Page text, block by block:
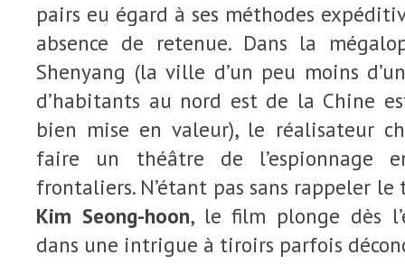
pairs eu égard à ses méthodes
absence de retenue. Dans la
Shenyang (la ville d’un peu moins
d’habitants au nord est de la Chine
bien mise en valeur), le réalisateur
faire un théâtre de l’espionnage
frontaliers. N’étant pas sans rappeler le
Kim Seong-hoon, le film plonge dès
dans une intrigue à tiroirs parfois